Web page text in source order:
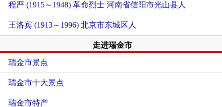
程严 (1915～1948) 革命烈士 河南省信阳市光山县人
王洛宾 (1913～1996) 北京市东城区人
走进瑞金市
瑞金市景点
瑞金市十大景点
瑞金市特产